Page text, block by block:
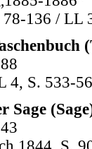
78-136 / LL
4, S. 533-
Sage